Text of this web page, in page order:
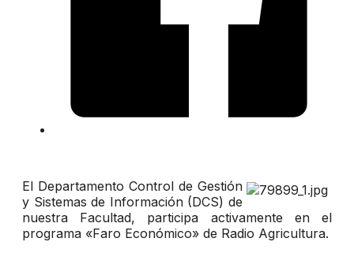
El Departamento Control de Gestión
y Sistemas de Información (DCS) de
nuestra Facultad, participa activamente en el
programa «Faro Económico» de Radio Agricultura.